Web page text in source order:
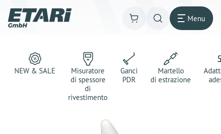
Menu
NEW & SALE
Misuratore
di spessore
di
rivestimento
Ganci
PDR
Martello
di estrazione